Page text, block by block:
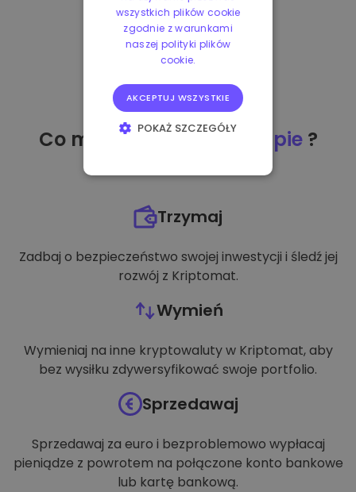
Co mogę zrobićpo zakupie?
Trzymaj
Zadbaj o bezpieczeństwo swojej inwestycji i śledź jej
rozwój z Kriptomat.
Wymień
Wymieniaj na inne kryptowaluty w Kriptomat, aby
bez wysiłku zdywersyfikować swoje portfolio.
Sprzedawaj
Sprzedawaj za euro i bezproblemowo wypłacaj
pieniądze z powrotem na połączone konto bankowe
lub kartę bankową.
wszystkich plików cookie
zgodnie z warunkami
naszej polityki plików
cookie.
AKCEPTUJ WSZYSTKIE
POKAŻ SZCZEGÓŁY
TARGETOWANIE
FUNKCJONALNOŚĆ